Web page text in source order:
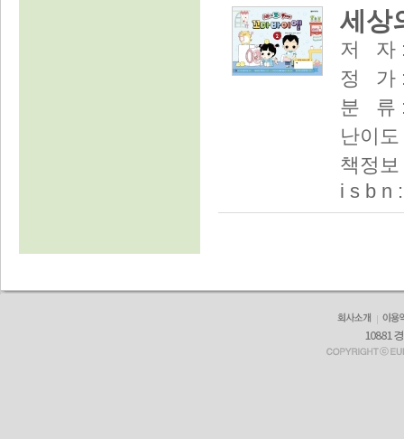
세상
저 자 :
정 가
분 류
난이
책정
i s b n